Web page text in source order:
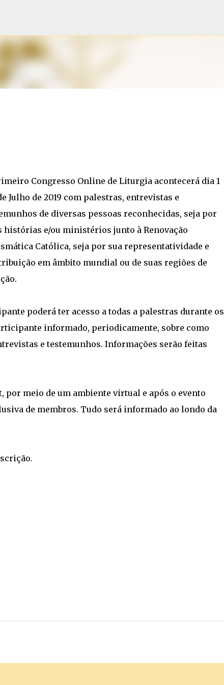
Congresso Online de Liturgia acontecerá dia 1
Julho de 2019 com palestras, entrevistas e
de diversas pessoas reconhecidas, seja por
histórias e/ou ministérios junto à Renovação
Católica, seja por sua representatividade e
em âmbito mundial ou de suas regiões de
poderá ter acesso a todas a palestras durante os
informado, periodicamente, sobre como
e testemunhos. Informações serão feitas
meio de um ambiente virtual e após o evento
de membros. Tudo será informado ao londo da